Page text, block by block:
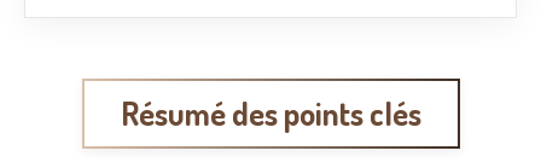
Résumé des points clés